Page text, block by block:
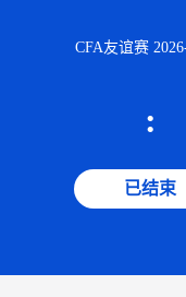
CFA友谊赛
:
已结束